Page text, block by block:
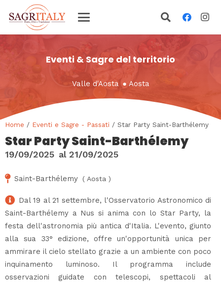
Eventi & Sagre del territorio
Valle d'Aosta ● Aosta
Home / Eventi e Sagre - Passati / Star Party Saint-Barthélemy
Star Party Saint-Barthélemy
19/09/2025 al 21/09/2025
Saint-Barthélemy ( Aosta )
Dal 19 al 21 settembre, l'Osservatorio Astronomico di
Saint-Barthélemy a Nus si anima con lo Star Party, la
festa dell'astronomia più antica d'Italia. L'evento, giunto
alla sua 33° edizione, offre un'opportunità unica per
ammirare il cielo stellato grazie a un ambiente con poco
inquinamento luminoso. Il programma include
osservazioni guidate con telescopi, spettacoli al